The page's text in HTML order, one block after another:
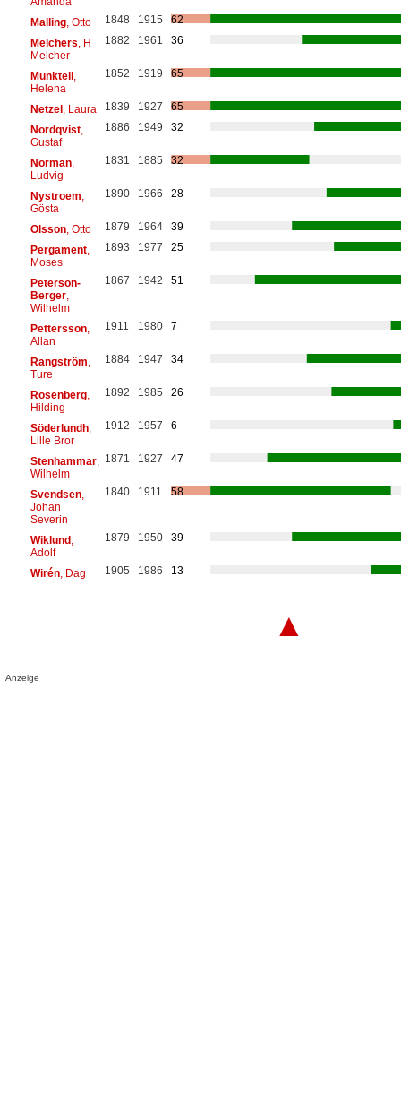
Malling, Otto 1848 1915
62
Melchers , H
Melcher
1882 1961 36
Munktell,
Helena
1852 1919 65
Netzel, Laura 1839 1927
65
Nordqvist,
Gustaf
1886 1949 32
Norman,
Ludvig
1831 1885 32
Nystroem
Gösta
1890 1966 28
Olsson, Otto 1879 1964
39
Pergament,
Moses
1893 1977 25
Peterson-
Berger,
Wilhelm
1867 1942 51
Pettersson,
Allan
1911 1980 7
Rangström
Ture
1884 1947 34
Rosenberg,
Hilding
1892 1985 26
Söderlundh,
Lille Bror
1912 1957 6
Stenhammar,
Wilhelm
1871 1927 47
Svendsen,
Johan
Severin
1840 1911 58
Wiklund,
Adolf
1879 1950 39
Wirén, Dag 1905 1986 13
▲
Anzeige